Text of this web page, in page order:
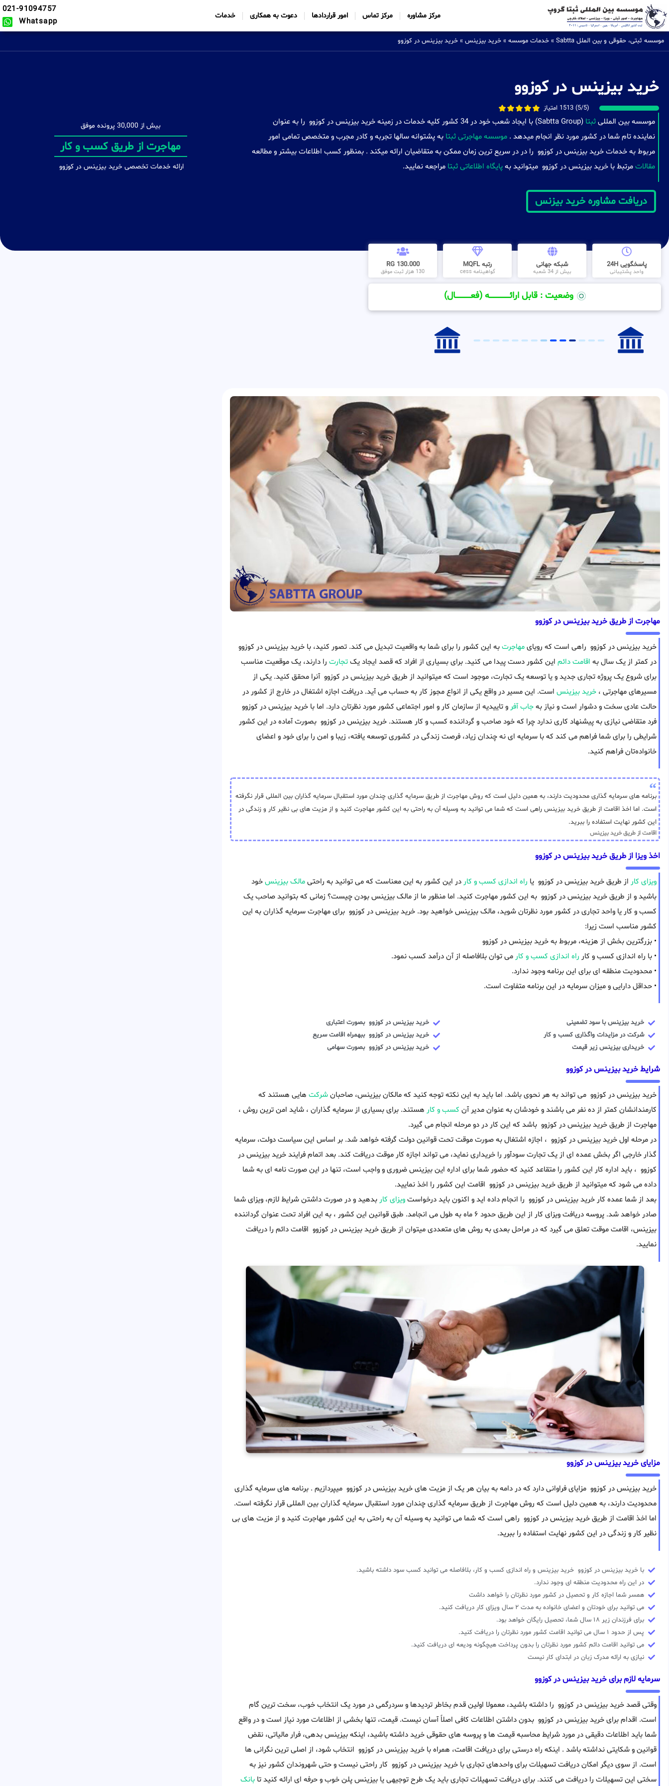
مرکز مشاوره مرکز تماس امور قراردادها دعوت به همکاری خدمات
021-91094757
Whatsapp
موسسه ثبتی، حقوقی و بین الملل Sabtta » خدمات موسسه » خرید بیزینس » خرید بیزینس در کوزوو
خرید بیزینس در کوزوو
(5/5) 1513 امتیاز
موسسه بین المللیثبتا
(Sabtta Group) با ایجاد شعب خود در 34 کشور کلیه خدمات در زمینه خرید بیزینس در کوزوو را به عنوان
نماینده تام شما در کشور مورد نظر انجام میدهد . موسسه مهاجرتی ثبتا به پشتوانه سالها تجربه و کادر مجرب و متخصص تمامی امور
مربوط به خدمات خرید بیزینس در کوزوو را در در سریع ترین زمان ممکن به متقاضیان ارائه میکند . بمنظور کسب اطلاعات بیشتر و مطالعه
مقالاتمرتبط با خرید بیزینس در کوزوو میتوانید بهپایگاه اطلاعاتی ثبتا مراجعه نمایید.
دریافت مشاوره خرید بیزنس
بیش از 30,000 پرونده موفق
مشاوره تخصصی
ارائه خدمات تخصصی خرید بیزینس در کوزوو
پاسخگویی 24H
واحد پشتیبانی
شبکه جهانی
بیش از 34 شعبه
رتبه MQFL
گواهینامه cess
130.000 RG
130 هزار ثبت موفق
وضعیت : قابل ارائــــــــــــــــــــه (فعـــــــــــــــال)
مهاجرت از طریق خرید بیزینس در کوزوو
خرید بیزینس در کوزوو راهی است که رویایمهاجرتبه این کشور را برای شما به واقعیت تبدیل می کند. تصور کنید، با خرید بیزینس در کوزوو
در کمتر از یک سال به اقامت دائم این کشور دست پیدا می کنید. برای بسیاری از افراد که قصد ایجاد یکتجارت را دارند، یک موقعیت مناسب
برای شروع یک پروژه تجاری جدید و یا توسعه یک تجارت، موجود است که میتوانید از طریق خرید بیزینس در کوزوو آنرا محقق کنید. یکی از
مسیرهای مهاجرتی ، خرید بیزینس است. این مسیر در واقع یکی از انواع مجوز کار به حساب می آید. دریافت اجازه اشتغال در خارج از کشور در
حالت عادی سخت و دشوار است و نیاز بهجاب آفر و تاییدیه از سازمان کار و امور اجتماعی کشور مورد نظرتان دارد. اما با خرید بیزینس در کوزوو
فرد متقاضی نیازی به پیشنهاد کاری ندارد چرا که خود صاحب و گرداننده کسب و کار هستند. خرید بیزینس در کوزوو بصورت آماده در این کشور
شرایطی را برای شما فراهم می کند که با سرمایه ای نه چندان زیاد، فرصت زندگی در کشوری توسعه یافته، زیبا و امن را برای خود و اعضای
خانواده‌تان فراهم کنید.
برنامه های سرمایه گذاری محدودیت دارند، به همین دلیل است که روش مهاجرت از طریق سرمایه گذاری چندان مورد استقبال سرمایه گذاران بین المللی قرار نگرفته
است. اما اخذ اقامت از طریق خرید بیزینس راهی است که شما می توانید به وسیله آن به راحتی به این کشور مهاجرت کنید و از مزیت های بی نظیر کار و زندگی در
این کشور نهایت استفاده را ببرید.
اقامت از طریق خرید بیزینس
اخذ ویزا از طریق خرید بیزینس در کوزوو
ویزای کار از طریق خرید بیزینس در کوزوو یا راه اندازی کسب و کار در این کشور به این معناست که می توانید به راحتیمالک بیزینسخود
باشید و از طریق خرید بیزینس در کوزوو به این کشور مهاجرت کنید. اما منظور ما از مالک بیزینس بودن چیست؟ زمانی که بتوانید صاحب یک
کسب و کار یا واحد تجاری در کشور مورد نظرتان شوید، مالک بیزینس خواهید بود. خرید بیزینس در کوزوو برای مهاجرت سرمایه گذاران به این
کشور مناسب است زیرا:
• بزرگترین بخش از هزینه، مربوط به خرید بیزینس در کوزوو
• با راه اندازی کسب و کار راه اندازی کسب و کار می توان بلافاصله از آن درآمد کسب نمود.
• محدودیت منطقه ای برای این برنامه وجود ندارد.
• حداقل دارایی و میزان سرمایه در این برنامه متفاوت است.
خرید بیزینس با سود تضمینی
شرکت در مزایدات واگذاری کسب و کار
خریداری بیزینس زیر قیمت
خرید بیزینس در کوزوو بصورت اعتباری
خرید بیزینس در کوزوو ببهمراه اقامت سریع
خرید بیزینس در کوزوو بصورت سهامی
شرایط خرید بیزینس در کوزوو
خرید بیزینس در کوزوو می تواند به هر نحوی باشد. اما باید به این نکته توجه کنید که مالکان بیزینس، صاحبانشرکت هایی هستند که
کارمندانشان کمتر از ده نفر می باشند و خودشان به عنوان مدیر آن کسب و کار هستند. برای بسیاری از سرمایه گذاران ، شاید امن ترین روش ،
مهاجرت از طریق خرید بیزینس در کوزوو باشد که این کار در دو مرحله انجام می گیرد.
در مرحله اول خرید بیزینس در کوزوو ، اجازه اشتغال به صورت موقت تحت قوانین دولت گرفته خواهد شد. بر اساس این سیاست دولت، سرمایه
گذار خارجی اگر بخش عمده ای از یک تجارت سودآور را خریداری نماید، می تواند اجازه کار موقت دریافت کند. بعد اتمام فرایند خرید بیزینس در
کوزوو ، باید اداره کار این کشور را متقاعد کنید که حضور شما برای اداره این بیزینس ضروری و واجب است، تنها در این صورت نامه ای به شما
داده می شود که میتوانید از طریق خرید بیزینس در کوزوو اقامت این کشور را اخذ نمایید.
بعد از شما عمده کار خرید بیزینس در کوزوو را انجام داده اید و اکنون باید درخواستویزای کاربدهید و در صورت داشتن شرایط لازم، ویزای شما
صادر خواهد شد. پروسه دریافت ویزای کار از این طریق حدود ۶ ماه به طول می انجامد. طبق قوانین این کشور ، به این افراد تحت عنوان گرداننده
بیزینس، اقامت موقت تعلق می گیرد که در مراحل بعدی به روش های متعددی میتوان از طریق خرید بیزینس در کوزوو اقامت دائم را دریافت
نمایید.
مزایای خرید بیزینس در کوزوو
خرید بیزینس در کوزوو مزایای فراوانی دارد که در دامه به بیان هر یک از مزیت های خرید بیزینس در کوزوو میپردازیم . برنامه های سرمایه گذاری
محدودیت دارند، به همین دلیل است که روش مهاجرت از طریق سرمایه گذاری چندان مورد استقبال سرمایه گذاران بین المللی قرار نگرفته است.
اما اخذ اقامت از طریق خرید بیزینس در کوزوو راهی است که شما می توانید به وسیله آن به راحتی به این کشور مهاجرت کنید و از مزیت های بی
نظیر کار و زندگی در این کشور نهایت استفاده را ببرید.
با خرید بیزینس در کوزوو خرید بیزینس و راه اندازی کسب و کار، بلافاصله می توانید کسب سود داشته باشید.
در این راه محدودیت منطقه ای وجود ندارد.
همسر شما اجازه کار و تحصیل در کشور مورد نظرتان را خواهد داشت
می توانید برای خودتان و اعضای خانواده به مدت ۲ سال ویزای کار دریافت کنید.
برای فرزندان زیر ۱۸ سال شما، تحصیل رایگان خواهد بود.
پس از حدود ۱ سال می توانید اقامت کشور مورد نظرتان را دریافت کنید.
می توانید اقامت دائم کشور مورد نظرتان را بدون پرداخت هیچگونه ودیعه ای دریافت کنید.
نیازی به ارائه مدرک زبان در ابتدای کار نیست
سرمایه لازم برای خرید بیزینس در کوزوو
وقتی قصد خرید بیزینس در کوزوو را داشته باشید، معمولا اولین قدم بخاطر تردیدها و سردرگمی در مورد یک انتخاب خوب، سخت ترین گام
است. اقدام برای خرید بیزینس در کوزوو بدون داشتن اطلاعات کافی اصلاً آسان نیست. قیمت، تنها بخشی از اطلاعات مورد نیاز است و در واقع
شما باید اطلاعات دقیقی در مورد شرایط محاسبه قیمت ها و پروسه های حقوقی خرید داشته باشید، اینکه بیزینس بدهی، فرار مالیاتی، نقض
قوانین و شکایتی نداشته باشد . اینکه راه درستی برای دریافت اقامت، همراه با خرید بیزینس در کوزوو انتخاب شود، از اصلی ترین نگرانی ها
است. از سوی دیگر امکان دریافت تسهیلات برای واحدهای تجاری با خرید بیزینس در کوزوو کار راحتی نیست و حتی شهروندان کشور نیز به
سختی این تسهیلات را دریافت می کنند. برای دریافت تسهیلات تجاری باید یک طرح توجیهی یا بیزینس پلن خوب و حرفه ای ارائه کنید تا بانک